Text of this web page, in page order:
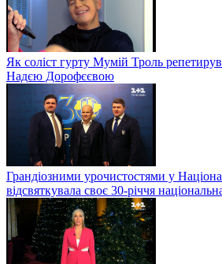
Як соліст гурту Мумій Троль
Надєю Дорофєєвою
Грандіозними урочистостями у
відсвяткувала своє 30-річчя